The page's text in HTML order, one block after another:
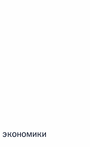
экономики